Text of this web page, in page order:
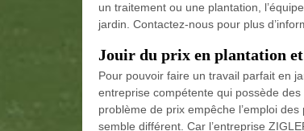
un traitement ou une plantation,
jardin. Contactez-nous pour plus
Jouir du prix en plantation
Pour pouvoir faire un travail parfait en
entreprise compétente qui possède
problème de prix empêche l’emploi
semble différent. Car l’entreprise